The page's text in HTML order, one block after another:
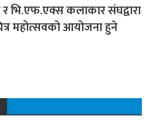
भि.एफ.एक्स कलाकार संघद्वारा
महोत्सवको आयोजना हुने